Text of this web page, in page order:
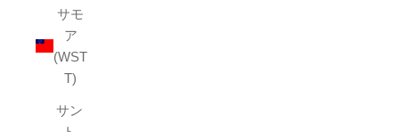
サモ
ア
(WST
T)
サン